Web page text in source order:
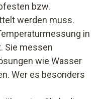
bzw.
werden muss.
in
Sie messen
wie Wasser
Wer es besonders